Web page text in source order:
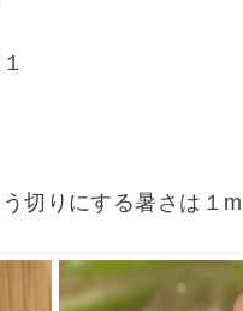
切りにする暑さは１